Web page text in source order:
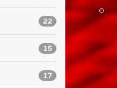
22
15
17